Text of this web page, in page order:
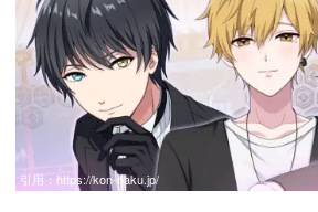
引用： https://kon-naku.jp/